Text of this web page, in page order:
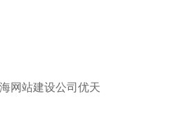
网站建设公司优天